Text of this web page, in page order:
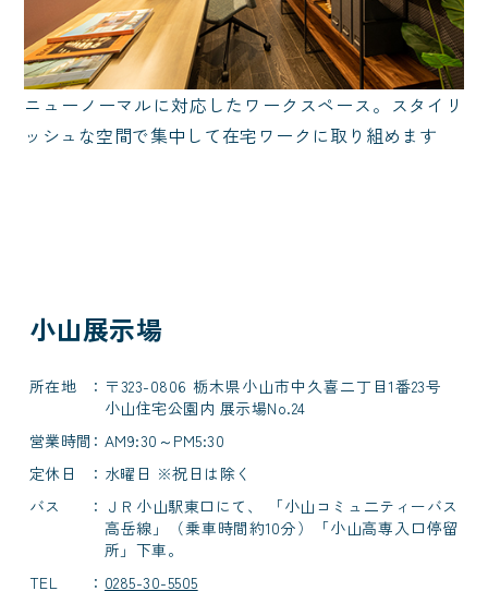
ニューノーマルに対応したワークスペース。スタイリ
ッシュな空間で集中して在宅ワークに取り組めます
小山展示場
所在地
〒323-0806 栃木県小山市中久喜二丁目1番23号
小山住宅公園内 展示場No.24
営業時間
AM9:30～PM5:30
定休日
水曜日 ※祝日は除く
バス
ＪＲ小山駅東口にて、 「小山コミュ二ティーバス
高岳線」（乗車時間約10分）「小山高専入口停留
所」下車。
TEL
0285-30-5505